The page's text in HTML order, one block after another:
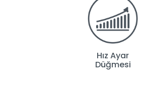
Hız Ayar
Düğmesi